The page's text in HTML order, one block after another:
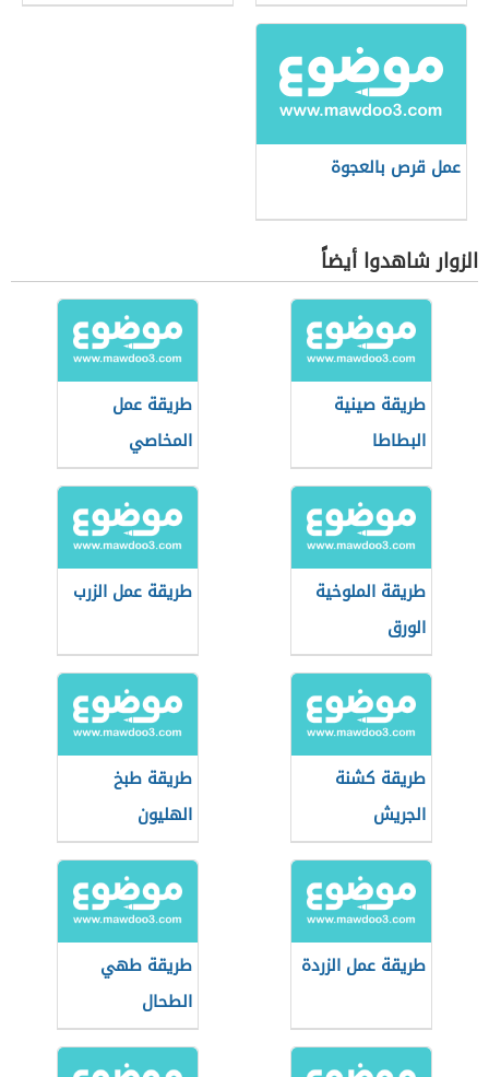
عمل قرص بالعجوة
الزوار شاهدوا أيضاً
طريقة صينية
البطاطا
طريقة عمل
المخاصي
طريقة الملوخية
الورق
طريقة عمل الزرب
طريقة كشنة
الجريش
طريقة طبخ
الهليون
طريقة عمل الزردة
طريقة طهي
الطحال